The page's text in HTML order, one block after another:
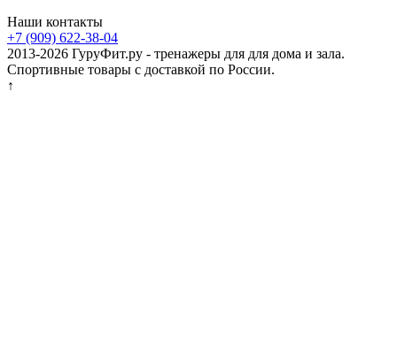
Наши контакты
+7 (909) 622-38-04
2013-2026 ГуруФит.ру - тренажеры для для дома и зала.
Спортивные товары с доставкой по России.
↑